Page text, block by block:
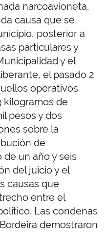
narcoavioneta,
causa que se
posterior a
particulares y
y el
el pasado 2
operativos
kilogramos de
pesos y dos
sobre la
de
un año y seis
del juicio y el
causas que
entre el
Las condenas
demostraron